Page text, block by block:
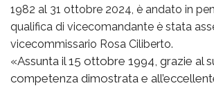
1982 al 31 ottobre 2024, è andato in
qualifica di vicecomandante è stata
vicecommissario Rosa Ciliberto.
«Assunta il 15 ottobre 1994, grazie al
competenza dimostrata e